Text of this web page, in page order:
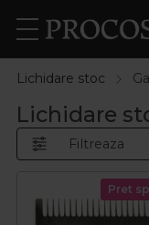
Lichidare stoc
Lichidare
Filtreaza
Pret